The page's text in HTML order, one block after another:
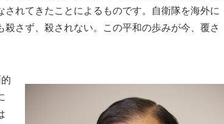
e
れてきたことによるものです。自衛隊を海外に
さず、殺されない。この平和の歩みが今、覆さ